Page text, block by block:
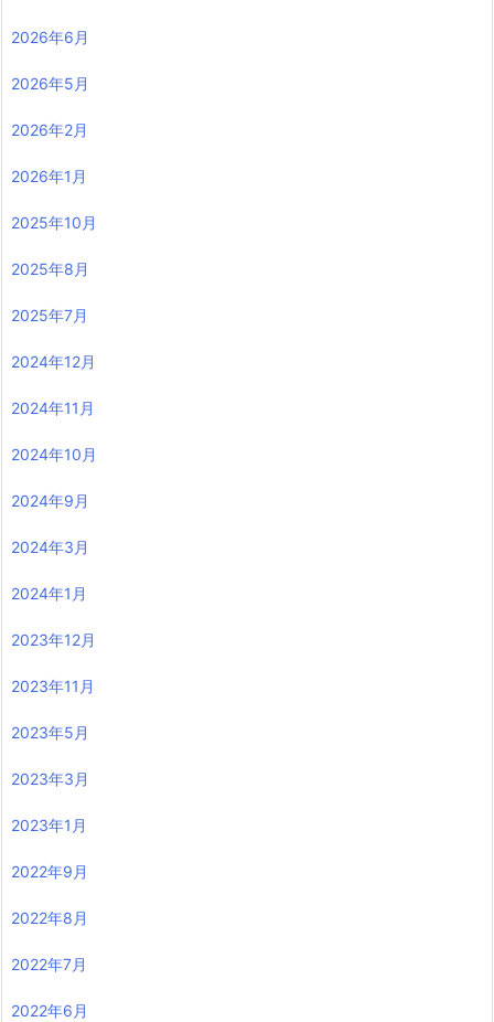
2026年6月
2026年5月
2026年2月
2026年1月
2025年10月
2025年8月
2025年7月
2024年12月
2024年11月
2024年10月
2024年9月
2024年3月
2024年1月
2023年12月
2023年11月
2023年5月
2023年3月
2023年1月
2022年9月
2022年8月
2022年7月
2022年6月